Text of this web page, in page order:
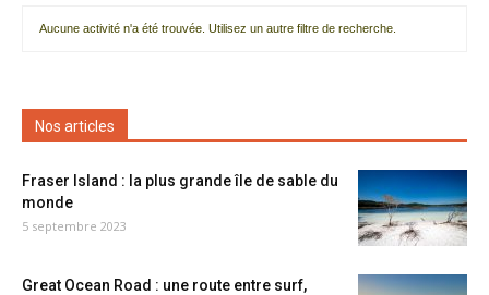
Aucune activité n'a été trouvée. Utilisez un autre filtre de recherche.
Nos articles
Fraser Island : la plus grande île de sable du
monde
5 septembre 2023
Great Ocean Road : une route entre surf,